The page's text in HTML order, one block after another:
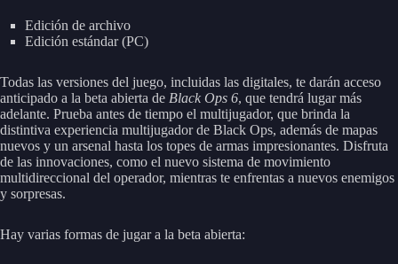
Edición de archivo
Edición estándar (PC)
Todas las versiones del juego, incluidas las digitales, te darán acceso
anticipado a la beta abierta de Black Ops 6, que tendrá lugar más
adelante. Prueba antes de tiempo el multijugador, que brinda la
distintiva experiencia multijugador de Black Ops, además de mapas
nuevos y un arsenal hasta los topes de armas impresionantes. Disfruta
de las innovaciones, como el nuevo sistema de movimiento
multidireccional del operador, mientras te enfrentas a nuevos enemigos
y sorpresas.
Hay varias formas de jugar a la beta abierta: